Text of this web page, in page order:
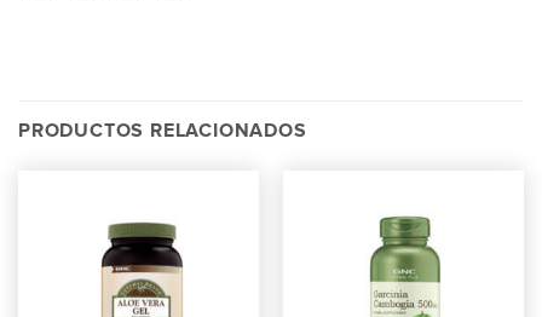
PRODUCTOS RELACIONADOS